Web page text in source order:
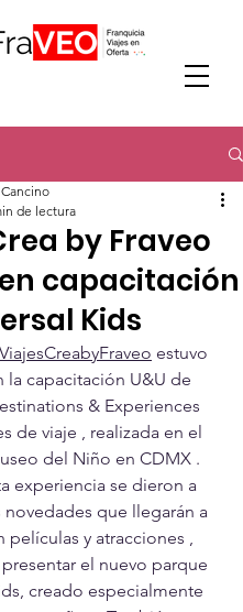
by Fraveo
capacitación
Kids
de lectura
ViajesCreabyFraveo estuvo
la capacitación U&U de
& Experiences
de viaje , realizada en el
del Niño en CDMX .
experiencia se dieron a
novedades que llegarán a
películas y atracciones ,
el nuevo parque
creado especialmente